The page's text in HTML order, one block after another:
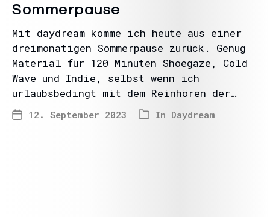
Sommerpause
Mit daydream komme ich heute aus einer
dreimonatigen Sommerpause zurück. Genug
Material für 120 Minuten Shoegaze, Cold
Wave und Indie, selbst wenn ich
urlaubsbedingt mit dem Reinhören der…
12. September 2023 In Daydream